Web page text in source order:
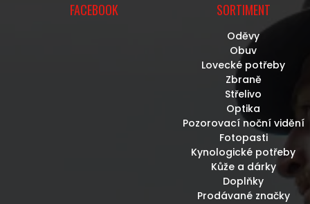
FACEBOOK SORTIMENT
Oděvy
Obuv
Lovecké potřeby
Zbraně
Střelivo
Optika
Pozorovací noční vidění
Fotopasti
Kynologické potřeby
Kůže a dárky
Doplňky
Prodávané značky